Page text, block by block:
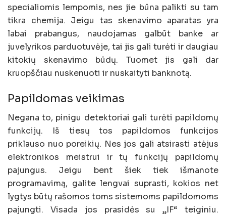
specialiomis lempomis, nes jie būna palikti su tam
tikra chemija. Jeigu tas skenavimo aparatas yra
labai prabangus, naudojamas galbūt banke ar
juvelyrikos parduotuvėje, tai jis gali turėti ir daugiau
kitokių skenavimo būdų. Tuomet jis gali dar
kruopščiau nuskenuoti ir nuskaityti banknotą.
Papildomas veikimas
Negana to, pinigu detektoriai gali turėti papildomų
funkcijų. Iš tiesų tos papildomos funkcijos
priklauso nuo poreikių. Nes jos gali atsirasti atėjus
elektronikos meistrui ir tų funkcijų papildomų
pajungus. Jeigu bent šiek tiek išmanote
programavimą, galite lengvai suprasti, kokios net
lygtys būtų rašomos toms sistemoms papildomoms
pajungti. Visada jos prasidės su „IF“ teiginiu.